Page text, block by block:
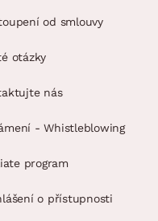
od smlouvy
otázky
nás
- Whistleblowing
program
o přístupnosti